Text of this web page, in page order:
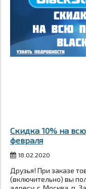
Скидка 10% на
февраля
18.02.2020
Друзья! При заказе
(включительно) вы